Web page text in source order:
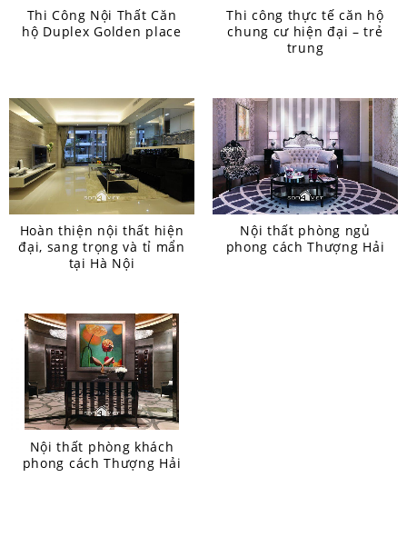
Thi Công Nội Thất Căn
hộ Duplex Golden place
Thi công thực tế căn hộ
chung cư hiện đại – trẻ
trung
Hoàn thiện nội thất hiện
đại, sang trọng và tỉ mẩn
tại Hà Nội
Nội thất phòng ngủ
phong cách Thượng Hải
Nội thất phòng khách
phong cách Thượng Hải